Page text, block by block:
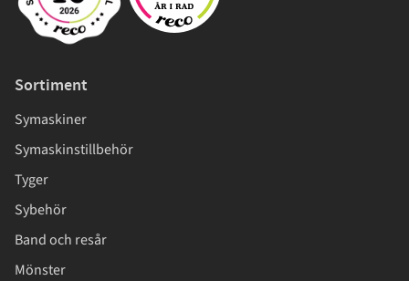
Sortiment
Symaskiner
Symaskinstillbehör
Tyger
Sybehör
Band och resår
Mönster